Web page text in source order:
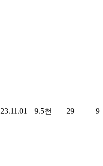
23.11.01 9.5천 29 9